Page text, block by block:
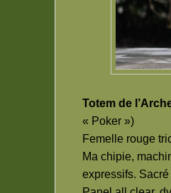
Totem de
« Poker »)
Femelle rouge
Ma chipie,
expressifs.